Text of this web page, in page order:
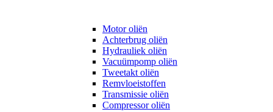
Motor oliën
Achterbrug oliën
Hydrauliek oliën
Vacuümpomp oliën
Tweetakt oliën
Remvloeistoffen
Transmissie oliën
Compressor oliën